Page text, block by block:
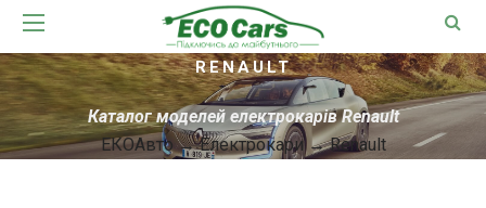
RENAULT
Каталог моделей електрокарів Renault
ЕКОАвто→Електрокари→Renault